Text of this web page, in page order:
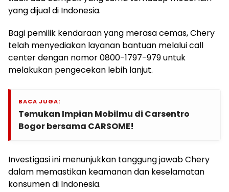
yang dijual di Indonesia.
Bagi pemilik kendaraan yang merasa cemas, Chery
telah menyediakan layanan bantuan melalui call
center dengan nomor 0800-1797-979 untuk
melakukan pengecekan lebih lanjut.
BACA JUGA:
Temukan Impian Mobilmu di Carsentro
Bogor bersama CARSOME!
Investigasi ini menunjukkan tanggung jawab Chery
dalam memastikan keamanan dan keselamatan
konsumen di Indonesia.